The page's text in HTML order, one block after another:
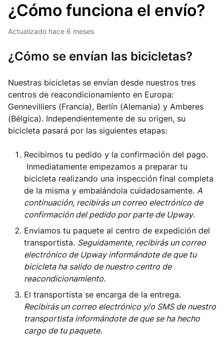
¿Cómo funciona el envío?
Actualizado hace 6 meses
¿Cómo se envían las bicicletas?
Nuestras bicicletas se envían desde nuestros tres
centros de reacondicionamiento en Europa:
Gennevilliers (Francia), Berlín (Alemania) y Amberes
(Bélgica). Independientemente de su origen, su
bicicleta pasará por las siguientes etapas:
Recibimos tu pedido y la confirmación del pago.
Inmediatamente empezamos a preparar tu
bicicleta realizando una inspección final completa
de la misma y embalándola cuidadosamente. A
continuación, recibirás un correo electrónico de
confirmación del pedido por parte de Upway.
Enviamos tu paquete al centro de expedición del
transportista. Seguidamente, recibirás un correo
electrónico de Upway informándote de que tu
bicicleta ha salido de nuestro centro de
reacondicionamiento.
El transportista se encarga de la entrega.
Recibirás un correo electrónico y/o SMS de nuestro
transportista informándote de que se ha hecho
cargo de tu paquete.